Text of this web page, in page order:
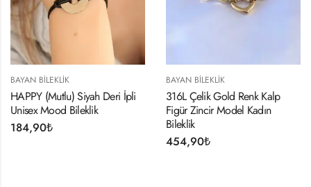
Siyah Deri İpli
Bileklik
BAYAN BILEKLIK
316L Çelik Gold Renk Kalp
Figür Zincir Model Kadın
316L